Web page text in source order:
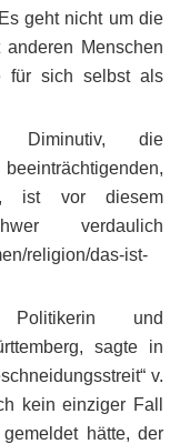
geht nicht um die
Menschen
für sich selbst als
Diminutiv, die
ist vor diesem
verdaulich
religion/das-ist-
und
sagte in
v.
kein einziger Fall
hätte, der